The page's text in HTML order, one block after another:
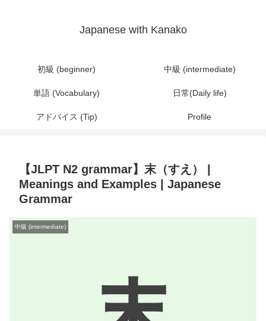
Japanese with Kanako
初級 (beginner) 中級 (intermediate)
単語 (Vocabulary) 日常(Daily life)
アドバイス (Tip) Profile
【JLPT N2 grammar】末（すえ） |
Meanings and Examples | Japanese
Grammar
中級 (intermediate)